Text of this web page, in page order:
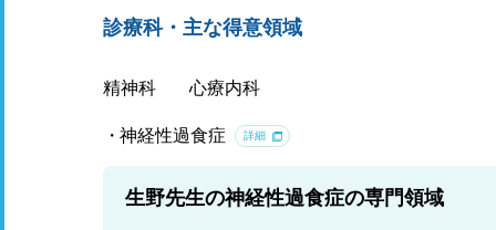
診療科・主な得意領域
精神科 心療内科
神経性過食症 詳細
生野先生の神経性過食症の専門領域